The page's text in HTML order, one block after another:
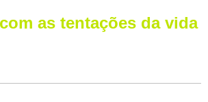
as tentações da vida